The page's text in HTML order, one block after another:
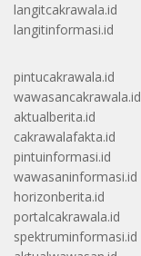
langitcakrawala.id
langitinformasi.id
pintucakrawala.id
wawasancakrawala.id
aktualberita.id
cakrawalafakta.id
pintuinformasi.id
wawasaninformasi.id
horizonberita.id
portalcakrawala.id
spektruminformasi.id